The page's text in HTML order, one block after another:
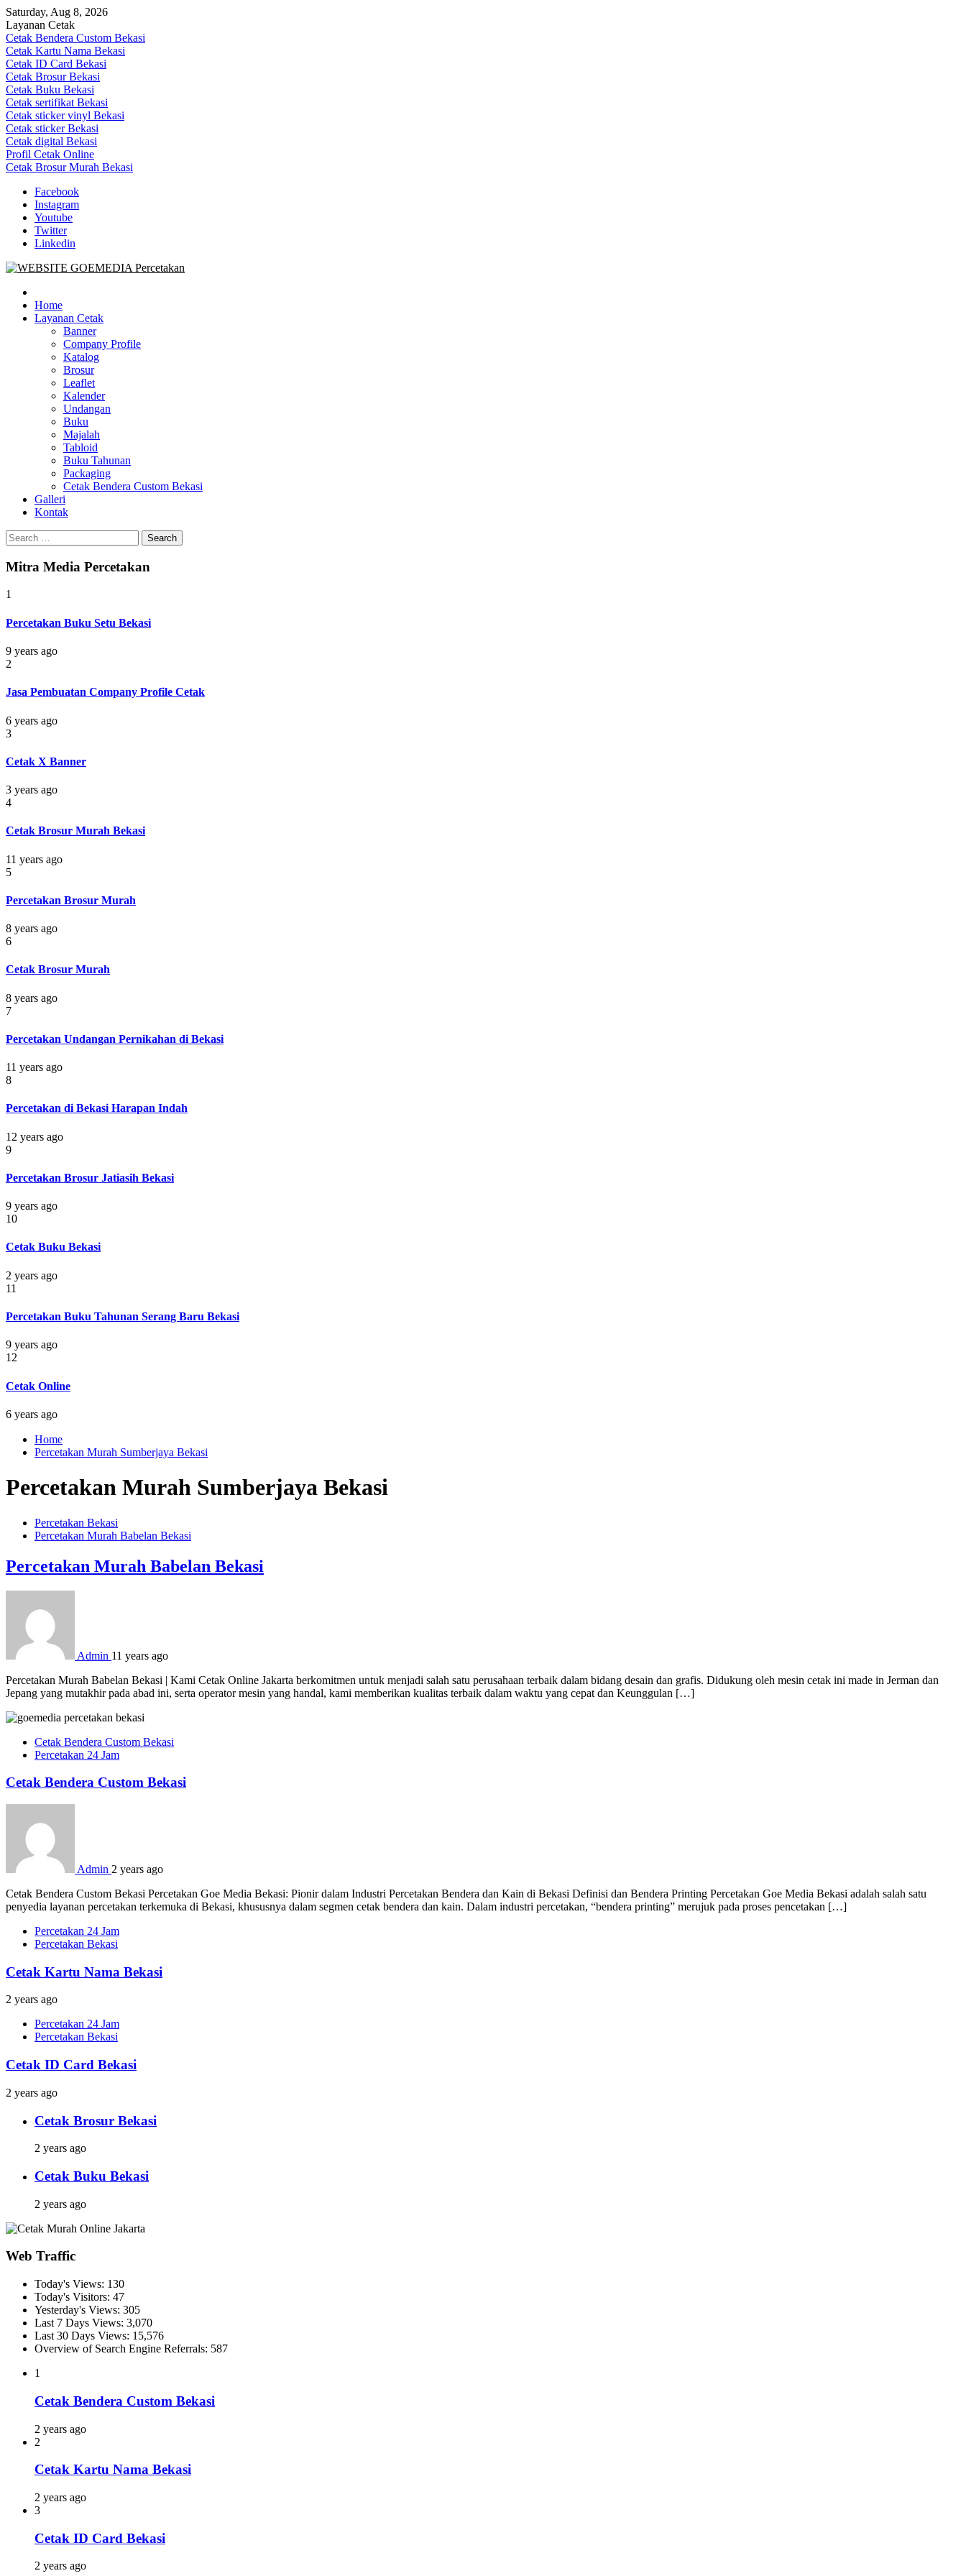
Skip
to
content
Saturday, Aug 8, 2026
Layanan Cetak
Cetak Bendera Custom Bekasi
Cetak Kartu Nama Bekasi
Cetak ID Card Bekasi
Cetak Brosur Bekasi
Cetak Buku Bekasi
Cetak sertifikat Bekasi
Cetak sticker vinyl Bekasi
Cetak sticker Bekasi
Cetak digital Bekasi
Profil Cetak Online
Cetak Brosur Murah Bekasi
Facebook
Instagram
Youtube
Twitter
Linkedin
Goe Media Percetakan | 0822-4439-5599 (Call/WA)
0822-4439-5599 (Call/WA) Percetakan jasa cetak banner buku yasin invoice kartu nama label map nota spanduk stiker undangan pernikahan murah online 24 jam
Home
Layanan Cetak
Banner
Company Profile
Katalog
Brosur
Leaflet
Kalender
Undangan
Buku
Majalah
Tabloid
Buku Tahunan
Packaging
Cetak Bendera Custom Bekasi
Galleri
Kontak
Search
for:
Mitra Media Percetakan
1
Percetakan Buku Setu Bekasi
9 years ago
2
Jasa Pembuatan Company Profile Cetak
6 years ago
3
Cetak X Banner
3 years ago
4
Cetak Brosur Murah Bekasi
11 years ago
5
Percetakan Brosur Murah
8 years ago
6
Cetak Brosur Murah
8 years ago
7
Percetakan Undangan Pernikahan di Bekasi
11 years ago
8
Percetakan di Bekasi Harapan Indah
12 years ago
9
Percetakan Brosur Jatiasih Bekasi
9 years ago
10
Cetak Buku Bekasi
2 years ago
11
Percetakan Buku Tahunan Serang Baru Bekasi
9 years ago
12
Cetak Online
6 years ago
Home
Percetakan Murah Sumberjaya Bekasi
Percetakan Murah Sumberjaya Bekasi
Percetakan Bekasi
Percetakan Murah Babelan Bekasi
Percetakan Murah Babelan Bekasi
Admin 11 years ago
Percetakan Murah Babelan Bekasi | Kami Cetak Online Jakarta berkomitmen untuk menjadi salah satu perusahaan terbaik dalam bidang desain dan grafis. Didukung oleh mesin cetak ini made in Jerman dan
Jepang yang mutakhir pada abad ini, serta operator mesin yang handal, kami memberikan kualitas terbaik dalam waktu yang cepat dan Keunggulan […]
Cetak Bendera Custom Bekasi
Percetakan 24 Jam
Cetak Bendera Custom Bekasi
Admin 2 years ago
Cetak Bendera Custom Bekasi Percetakan Goe Media Bekasi: Pionir dalam Industri Percetakan Bendera dan Kain di Bekasi Definisi dan Bendera Printing Percetakan Goe Media Bekasi adalah salah satu
penyedia layanan percetakan terkemuka di Bekasi, khususnya dalam segmen cetak bendera dan kain. Dalam industri percetakan, “bendera printing” merujuk pada proses pencetakan […]
Percetakan 24 Jam
Percetakan Bekasi
Cetak Kartu Nama Bekasi
2 years ago
Percetakan 24 Jam
Percetakan Bekasi
Cetak ID Card Bekasi
2 years ago
Cetak Brosur Bekasi
2 years ago
Cetak Buku Bekasi
2 years ago
Web Traffic
Today's Views: 130
Today's Visitors: 47
Yesterday's Views: 305
Last 7 Days Views: 3,070
Last 30 Days Views: 15,576
Overview of Search Engine Referrals: 587
1
Cetak Bendera Custom Bekasi
2 years ago
2
Cetak Kartu Nama Bekasi
2 years ago
3
Cetak ID Card Bekasi
2 years ago